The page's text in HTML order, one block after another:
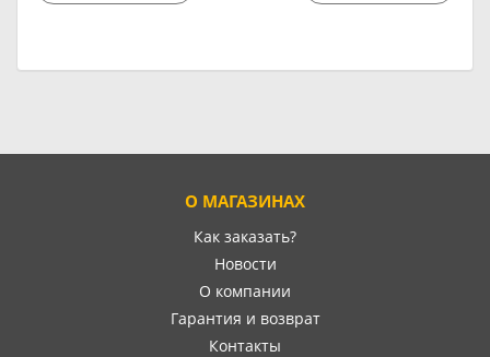
О МАГАЗИНАХ
Как заказать?
Новости
О компании
Гарантия и возврат
Контакты